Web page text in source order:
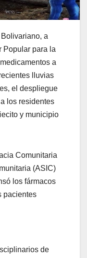
a
Popular para la
a
lluvias
el despliegue
los residentes
y municipio
Comunitaria
(ASIC)
los fármacos
pacientes
de